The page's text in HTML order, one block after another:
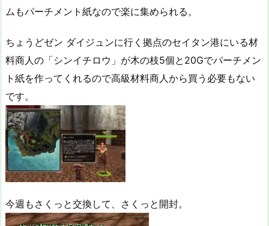
ムもパーチメント紙なので楽に集められる。
ちょうどゼン ダイジュンに行く拠点のセイタン港にいる材
料商人の「シンイチロウ」が木の枝5個と20Gでパーチメン
ト紙を作ってくれるので高級材料商人から買う必要もない
です。
今週もさくっと交換して、さくっと開封。